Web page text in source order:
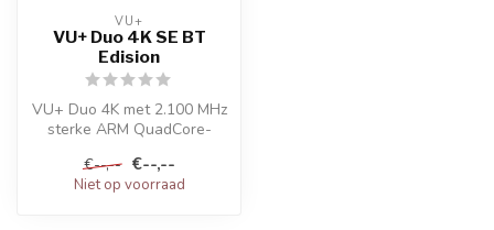
VU+
VU+ Duo 4K SE BT
Edision
VU+ Duo 4K met 2.100 MHz
sterke ARM QuadCore-
technologie. Ge...
€--,-- €--,--
Niet op voorraad